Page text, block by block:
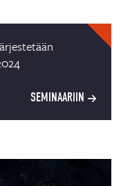
SEMINAARIIN